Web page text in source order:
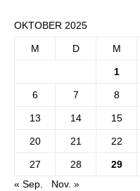
OKTOBER 2025
M D M
1
6 7 8
13 14 15
20 21 22
27 28 29
« Sep.
Nov. »